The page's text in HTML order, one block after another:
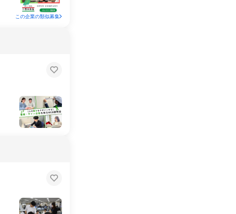
この企業の類似募集